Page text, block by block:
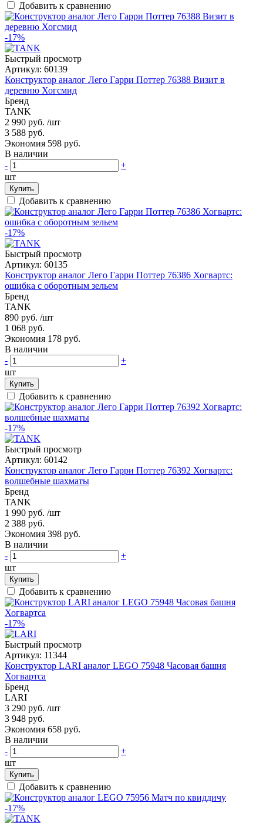
Добавить к сравнению
-17%
Быстрый просмотр
Артикул: 60139
Конструктор аналог Лего Гарри Поттер 76388 Визит в
деревню Хогсмид
Бренд
TANK
2 990 руб. /шт
3 588 руб.
Экономия 598 руб.
В наличии
-
+
шт
Купить
Добавить к сравнению
-17%
Быстрый просмотр
Артикул: 60135
Конструктор аналог Лего Гарри Поттер 76386 Хогвартс:
ошибка с оборотным зельем
Бренд
TANK
890 руб. /шт
1 068 руб.
Экономия 178 руб.
В наличии
-
+
шт
Купить
Добавить к сравнению
-17%
Быстрый просмотр
Артикул: 60142
Конструктор аналог Лего Гарри Поттер 76392 Хогвартс:
волшебные шахматы
Бренд
TANK
1 990 руб. /шт
2 388 руб.
Экономия 398 руб.
В наличии
-
+
шт
Купить
Добавить к сравнению
-17%
Быстрый просмотр
Артикул: 11344
Конструктор LARI аналог LEGO 75948 Часовая башня
Хогвартса
Бренд
LARI
3 290 руб. /шт
3 948 руб.
Экономия 658 руб.
В наличии
-
+
шт
Купить
Добавить к сравнению
-17%